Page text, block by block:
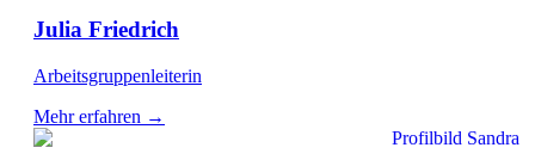
Julia Friedrich
Arbeitsgruppenleiterin
Mehr erfahren →